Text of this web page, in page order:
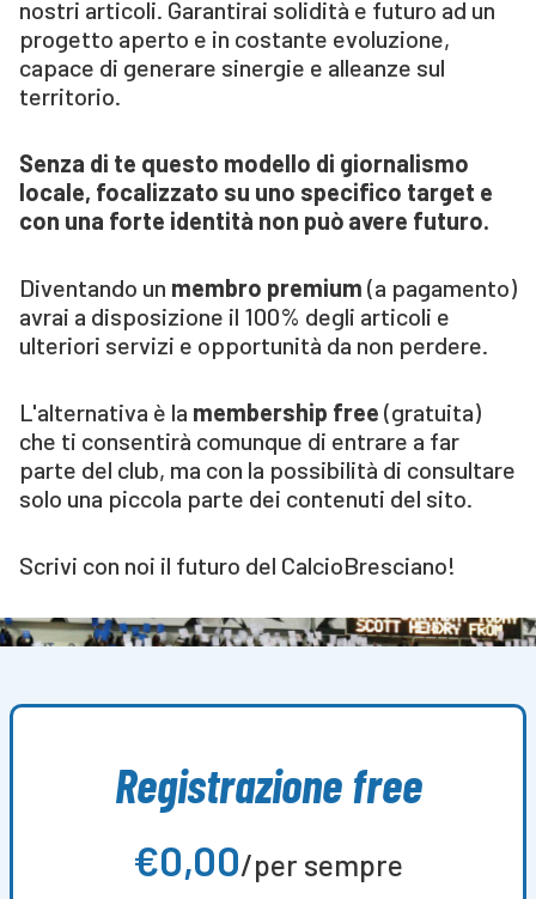
nostri articoli. Garantirai solidità e futuro ad un
progetto aperto e in costante evoluzione,
capace di generare sinergie e alleanze sul
territorio.
Senza di te questo modello di giornalismo
locale, focalizzato su uno specifico target e
con una forte identità non può avere futuro.
Diventando un membro premium (a pagamento)
avrai a disposizione il 100% degli articoli e
ulteriori servizi e opportunità da non perdere.
L'alternativa è la membership free (gratuita)
che ti consentirà comunque di entrare a far
parte del club, ma con la possibilità di consultare
solo una piccola parte dei contenuti del sito.
Scrivi con noi il futuro del CalcioBresciano!
Registrazione free
€0,00/per sempre